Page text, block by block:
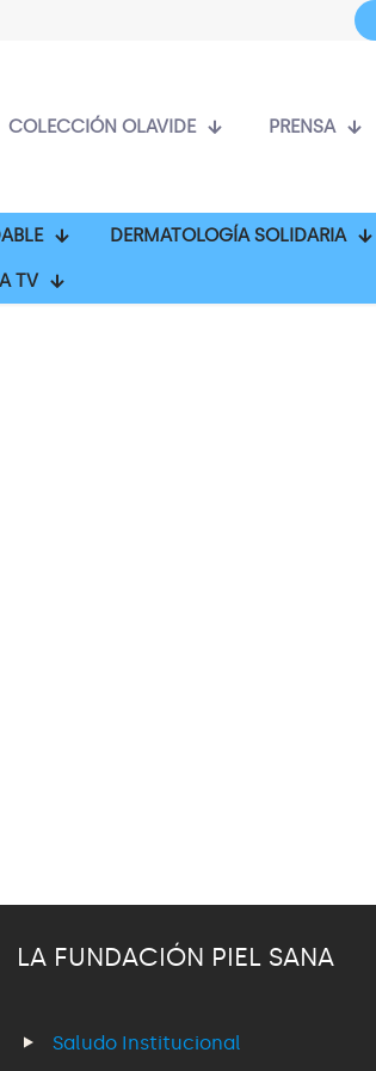
COLECCIÓN OLAVIDE PRENSA
DERMATOLOGÍA SOLIDARIA
TV
LA FUNDACIÓN PIEL SANA
Saludo Institucional